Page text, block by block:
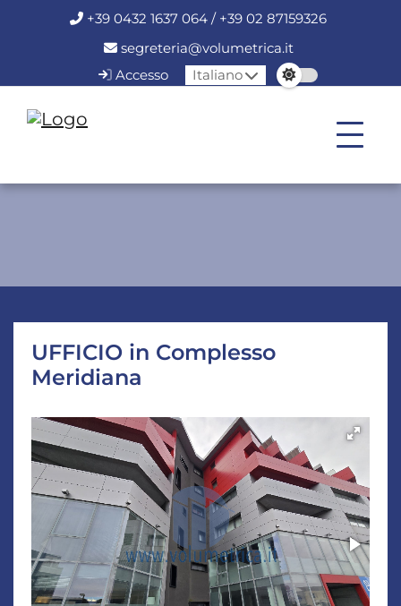
+39 0432 1637 064 / +39 02 87159326
segreteria@volumetrica.it
Accesso
Italiano
UFFICIO in Complesso
Meridiana